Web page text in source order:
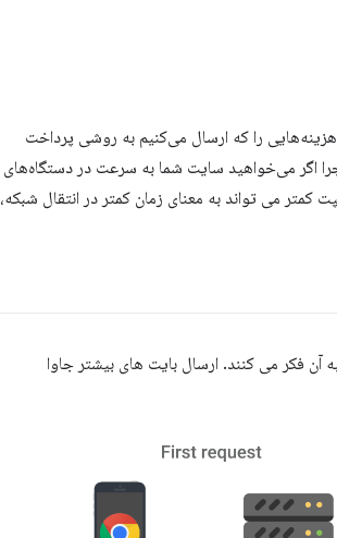
را که ارسال می‌کنیم به روشی پرداخت
چرا اگر می‌خواهید سایت شما به سرعت در دستگاه‌های
کمتر می تواند به معنای زمان کمتر در انتقال شبکه،
آن فکر می کنند. ارسال بایت های بیشتر جاوا